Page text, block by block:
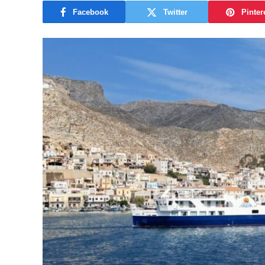
Facebook Twitter